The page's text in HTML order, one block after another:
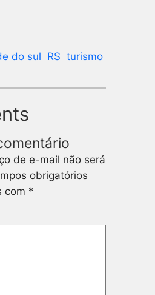
do sul RS turismo
de e-mail não será
obrigatórios
com *